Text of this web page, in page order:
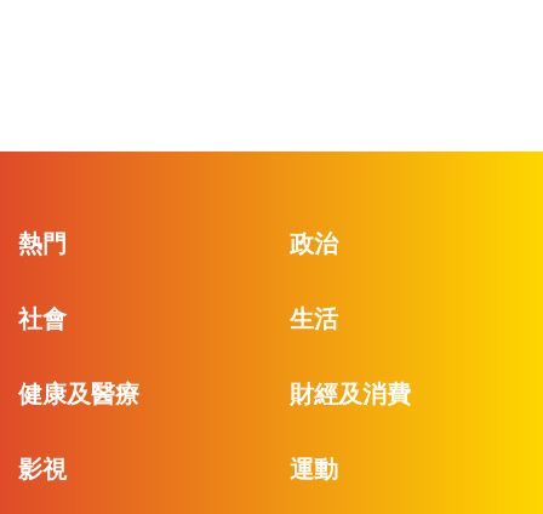
熱門 政治
社會 生活
健康及醫療 財經及消費
影視 運動